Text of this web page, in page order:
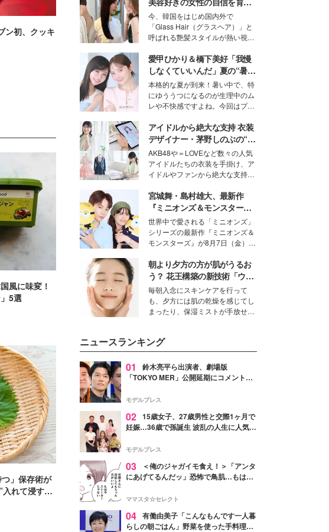
ン初、クッキ
風に味変！
5選
つ」保存術が
入れて浸すだ
「ヘアケア事情」って？
今、韓国をはじめ国内外で
「Glass Hair（グラスヘア）」と
呼ばれる艶髪スタイルが熱い視線
ションの完成度を高めるベースと
して、“髪そのものの美しさ”に改
めて注目する人が増えている様
子。今回は、そんな憧れの艶やか
な髪を日常で叶える、美容好きの
女性たちのヘアケア事情を紹介し
ます。
愛甲ひかり＆橋下美好「我慢
しなくていいんだ」夏の“暑さ
対策”の新しい選択肢とは？
本格的な夏が到来！暑い中で、特
にゆううつになるのが生理中のム
レや不快感ですよね。今回はプラ
モデル・愛甲ひかりさんと橋下美
好さんを迎えて本音で女子会トー
ク。猛暑のお出かけを快適に過ご
すヒントや、2人が感動した夏の
生理の新常識にも迫りました。
アイドルから絶大な支持 衣装
デザイナー・茅野しのぶの“可
愛い”を作る美学＜「シチズン
クロスシー」インタビュー＞
AKB48や＝LOVEなど数々の人気
アイドルたちの衣装を手掛け、ア
イドルやファンから絶大な支持を
取締役兼クリエイティブディレク
ター・茅野しのぶ。一人ひとりの
個性に寄り添い、魅力を引き出す
衣装作りは、多くの女性たちに勇
気と自信を与え続けている。
宮城舞・島村雄大、最新作
『ミニオンズ＆モンスター
ズ』の魅力熱弁 ハチャメチャ
だけじゃない“友情と絆”に感
動
世界中で愛される「ミニオンズ」
シリーズの最新作『ミニオンズ＆
モンスターズ』が8月7日（金）に
ニオン好き”という共通点を持つモ
デルの宮城舞と島村雄大の特別対
談をお届け！それぞれの視点か
ら、今作ならではの魅力や予想外
の感動をもたらす奥深いストーリ
ーについて熱く語り合ってもらっ
朝より夕方の方が肌がうるお
う？ 花王構築の新技術「ウォ
ーターキャプチャリングスキ
ン（捕水肌）」がスキンケア
の常識を変える予感
毎朝入念にスキンケアを行って
も、夕方には肌の乾燥を感じてし
まったり、保湿ミストが手放せな
性を秘めた、革新的な「Water
Capturing Skin（ウォーターキャ
プチャリングスキン：捕水肌）」
技術を、花王が構築した。
ニュースランキング
01
鈴木亮平ら出演者、劇場版
「TOKYO MER」公開延期にコメント
最大の敬意とエールを」
モデルプレス
02 15歳女子、27歳男性と交際1ヶ月で
妊娠…36歳で孫誕生 波乱の人生に人気タ
よ！」
モデルプレス
03
＜俺のジャガイモ食え！＞「アンタ
にあげてるんだッ」恐怖で鳥肌…もはや
ママスタ☆セレクト
04 有働由美子「こんなもんです一人暮
らしの朝ごはん」野菜を使った手料理公